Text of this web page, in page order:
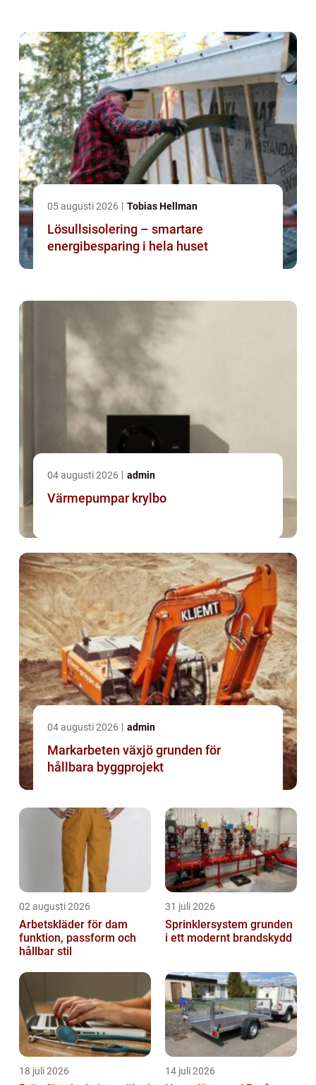
05 augusti 2026 Tobias Hellman
Lösullsisolering – smartare
energibesparing i hela huset
04 augusti 2026 admin
Värmepumpar krylbo
04 augusti 2026 admin
Markarbeten växjö grunden för
hållbara byggprojekt
02 augusti 2026
Arbetskläder för dam
funktion, passform och
hållbar stil
31 juli 2026
Sprinklersystem grunden
i ett modernt brandskydd
18 juli 2026 14 juli 2026